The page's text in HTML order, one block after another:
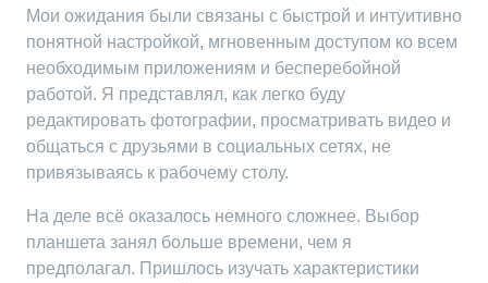
Мои ожидания были связаны с быстрой и интуитивно
понятной настройкой, мгновенным доступом ко всем
необходимым приложениям и бесперебойной
работой. Я представлял, как легко буду
редактировать фотографии, просматривать видео и
общаться с друзьями в социальных сетях, не
привязываясь к рабочему столу.
На деле всё оказалось немного сложнее. Выбор
планшета занял больше времени, чем я
предполагал. Пришлось изучать характеристики